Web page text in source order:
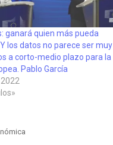
ganará quien más pueda
los datos no parece ser muy
a corto-medio plazo para la
Pablo García